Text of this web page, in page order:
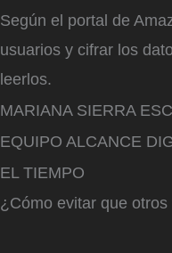
Según el portal de
usuarios y cifrar los
leerlos.
MARIANA SIERRA
EQUIPO ALCANCE
EL TIEMPO
¿Cómo evitar que